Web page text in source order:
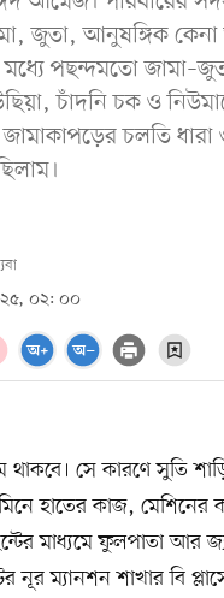
জুতা, আনুষঙ্গিক কেনা
মধ্যে পছন্দমতো
চাঁদনি চক ও
জামাকাপড়ের চলতি
০২: ০০
সে কারণে সুতি
হাতের কাজ, মেশিনের
মাধ্যমে ফুলপাতা আর
নূর ম্যানশন শাখার বি